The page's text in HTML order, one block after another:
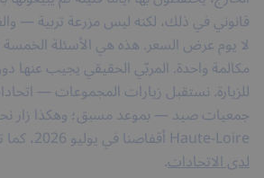
قانوني في ذلك، لكنه ليس مزرعة تربية —
لا يوم عرض السعر. هذه هي الأسئلة
مكالمة واحدة. المربّي الحقيقي يجيب عنها
جمعيات صيد — بموعد مسبق؛ وهكذا زار
Haute-Loire أقفاصنا في يوليو 2026، كما تروي صفحة
لدى الاتحادات.